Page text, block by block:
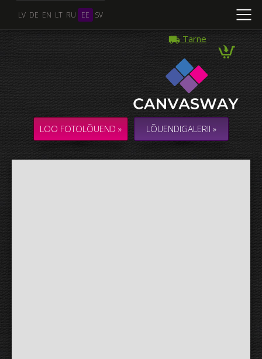
LV DE EN LT RU EE SV
Tarne
LOO FOTOLÕUEND » LÕUENDIGALERII »
Mitu Foto
KOLLAAŽ / KOMPOSITSIOON mitmest Fotost